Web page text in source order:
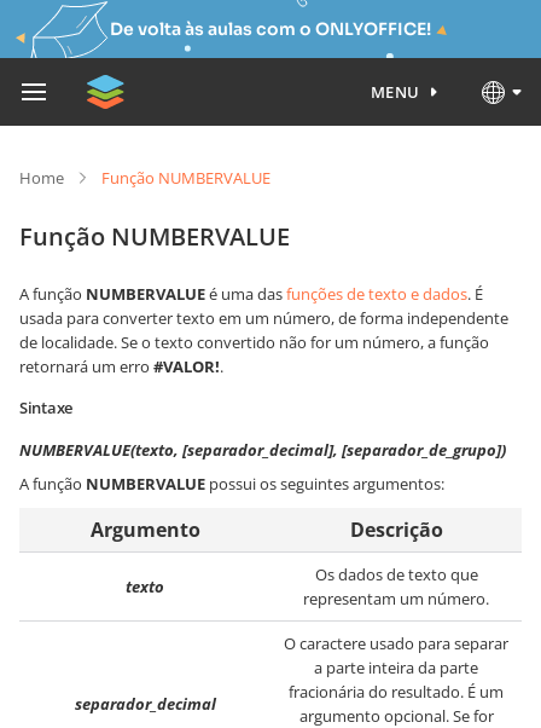
De volta às aulas com o ONLYOFFICE!
MENU
Home Função NUMBERVALUE
Função NUMBERVALUE
A função NUMBERVALUEé uma dasfunções de texto e dados. É
usada para converter texto em um número, de forma independente
de localidade. Se o texto convertido não for um número, a função
retornará um erro #VALOR!.
Sintaxe
NUMBERVALUE(texto, [separador_decimal], [separador_de_grupo])
A função NUMBERVALUE possui os seguintes argumentos:
Argumento Descrição
texto
Os dados de texto que
representam um número.
separador_decimal
O caractere usado para separar
a parte inteira da parte
fracionária do resultado. É um
argumento opcional. Se for